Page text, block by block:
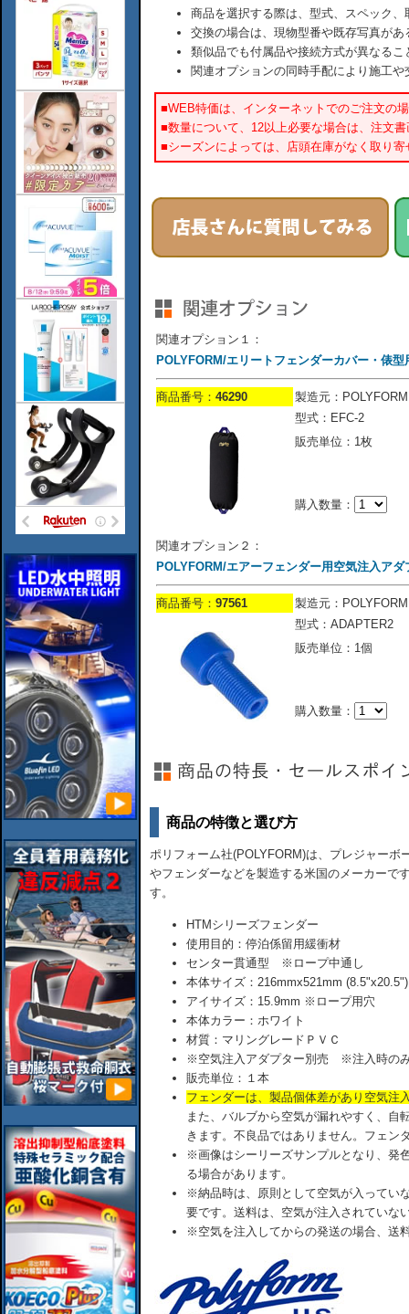
商品を選択する際は、型式、スペック
交換の場合は、現物型番や既存写真が
類似品でも付属品や接続方式が異なるこ
関連オプションの同時手配により施工
■WEB特価は、インターネットでのご注文の
■数量について、12以上必要な場合は、注文
■シーズンによっては、店頭在庫がなく取り
関連オプション１：
POLYFORM/エリートフェンダーカバー・俵型
商品番号： 46290
製造元：POLYFORM
型式：EFC-2
販売単位：1枚
購入数量：
関連オプション２：
POLYFORM/エアーフェンダー用空気注入アダ
商品番号： 97561
製造元：POLYFORM
型式：ADAPTER2
販売単位：1個
購入数量：
商品の特徴と選び方
ポリフォーム社(POLYFORM)は、プレジャーボ
やフェンダーなどを製造する米国のメーカーで
す。
HTMシリーズフェンダー
使用目的：停泊係留用緩衝材
センター貫通型 ※ロープ中通し
本体サイズ：216mmx521mm (8.5"x20.5")
アイサイズ：15.9mm ※ロープ用穴
本体カラー：ホワイト
材質：マリングレードＰＶＣ
※空気注入アダプター別売 ※注入時の
販売単位：１本
フェンダーは、製品個体差があり空気注
また、バルブから空気が漏れやすく、自
きます。不良品ではありません。フェン
※画像はシーリーズサンプルとなり、発
る場合があります。
※納品時は、原則として空気が入ってい
要です。送料は、空気が注入されていな
※空気を注入してからの発送の場合、送